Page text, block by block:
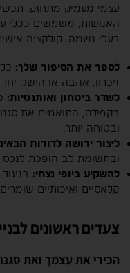
עצמי מעמיק מתחזק.
האנושות, משמשים ככלי
בעלי נשמה. קולקציה
לספר את הסיפור שלך:
זיכרון, אהבה או הישג.
לשדר ביטחון ואותנטיות:
בקפידה, התואמים את
ובטוחה יותר.
ליצור ירושה לדורות
ובתשומת לב הופכת לנכס
להשקיע ביופי נצחי:
קלאסיים ואיכותיים
צעדים ראשונים
הכירי את עצמך ואת